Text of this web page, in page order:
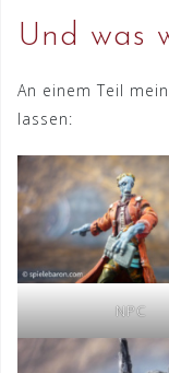
Und was
An einem Teil
lassen:
NPC